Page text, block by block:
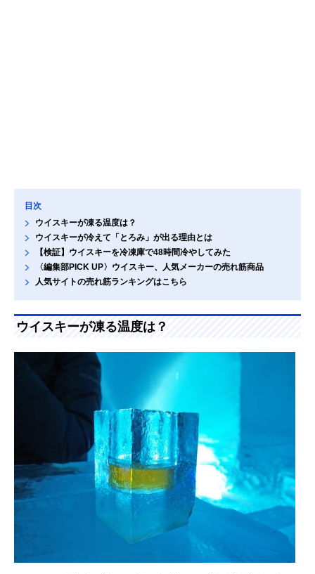
目次
ウイスキーが凍る温度は？
ウイスキーが冷えて「とろみ」が出る理由とは
【検証】ウイスキーを冷凍庫で48時間冷やしてみた
〈編集部PICK UP〉ウイスキー、人気メーカーの売れ筋商品
人気サイトの売れ筋ランキングはこちら
ウイスキーが凍る温度は？